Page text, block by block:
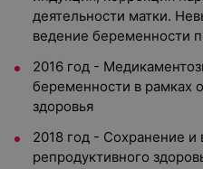
деятельности матки.
ведение беременности
2016 год -
беременности в рамках
здоровья
2018 год - Сохранение и
репродуктивного